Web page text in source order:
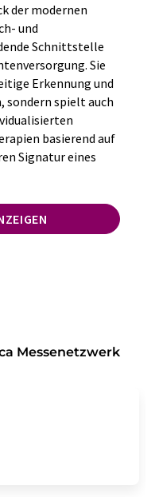
der modernen
und
Schnittstelle
Sie
Erkennung und
sondern spielt auch
basierend auf
Signatur eines
Messenetzwerk